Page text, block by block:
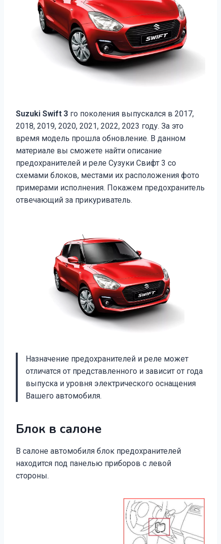
Suzuki Swift 3 го поколения выпускался в 2017,
2018, 2019, 2020, 2021, 2022, 2023 году. За это
время модель прошла обновление. В данном
материале вы сможете найти описание
предохранителей и реле Сузуки Свифт 3 со
схемами блоков, местами их расположения фото
примерами исполнения. Покажем предохранитель
отвечающий за прикуриватель.
Назначение предохранителей и реле может
отличатся от представленного и зависит от года
выпуска и уровня электрического оснащения
Вашего автомобиля.
Блок в салоне
В салоне автомобиля блок предохранителей
находится под панелью приборов с левой
стороны.